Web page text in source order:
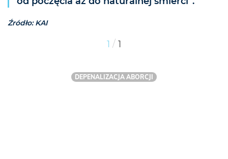
Źródło: KAI
1 / 1
DEPENALIZACJA ABORCJI